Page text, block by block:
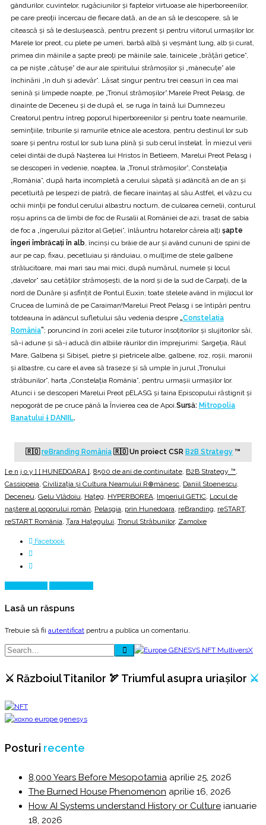
gândurilor, cuvintelor, rugăciunilor şi faptelor virtuoase ale hiperboreenilor,
pe care preoţii încercau de fiecare dată, an de an să le descopere, să le
citească şi să le desluşească, pentru prezent şi pentru viitorul urmaşilor lor.
Marele lor preot, cu plete pe umeri, barbă albă şi veşmânt lung, alb şi curat,
primea din mâinile a şapte preoţi pe mâinile sale, tainicele „brăţări getice”,
ca pe nişte „cătuşe” de aur ale spiritului strămoşilor şi „mânecuţe” ale
închinării „în duh şi adevăr”. Lăsat singur pentru trei ceasuri în cea mai
senină şi limpede noapte, pe „Tronul strămoşilor”.Marele Preot Pelasg, de
dinainte de Deceneu şi de după el, se ruga în taină lui Dumnezeu
Creatorul pentru întreg poporul hiperboreenilor şi pentru toate neamurile,
seminţiile, triburile şi ramurile etnice ale acestora, pentru destinul lor sub
soare şi pentru rostul lor sub luna plină şi sub cerul înstelat. În miezul verii
celei dintâi de după Naşterea lui Hristos în Betleem, Marelui Preot Pelasg i
se descoperi în vedenie, noaptea, la „Tronul strămoşilor”, Constelaţia
„România”, după harta incompletă a cerului săpată şi adâncită an de an şi
pecetluită pe lespezi de piatră, de fiecare înaintaş al său.Astfel, el văzu cu
ochii minţii pe fondul cerului albastru nocturn, de culoarea cernelii, conturul
roşu aprins ca de limbi de foc de Rusalii al României de azi, trasat de sabia
de foc a „îngerului păzitor al Geţiei”, înlăuntru hotarelor căreia alţi şapte
îngeri îmbrăcaţi în alb , încinşi cu brâie de aur şi având cununi de spini de
aur pe cap, fixau, pecetluiau şi rânduiau, o mulţime de stele galbene
strălucitoare, mai mari sau mai mici, după numărul, numele şi locul
„davelor” sau cetăţilor strămoşeşti, de la nord şi de la sud de Carpaţi, de la
nord de Dunăre şi asfinţit de Pontul Euxin; toate stelele având în mijlocul lor
Crucea de lumină de pe Caraiman!Marelui Preot Pelasg i se întipări pentru
totdeauna în adâncul sufletului său vedenia despre „Constelaţia
România”; poruncind în zorii acelei zile tuturor însoţitorilor şi slujitorilor săi,
să-i adune şi să-i aducă din albiile râurilor din împrejurimi: Sargeţia, Râul
Mare, Galbena şi Sibişel, pietre şi pietricele albe, galbene, roz, roşii, maronii
şi albastre, cu care el avea să traseze şi să umple în jurul „Tronului
străbunilor”, harta „Constelaţia România”, pentru urmaşii urmaşilor lor.
Atunci i se descoperi Marelui Preot pELASG şi taina Episcopului răstignit şi
nepogorât de pe cruce până la Învierea cea de Apoi. Sursă: Mitropolia
Banatului † DANIIL.
🇷🇴reBranding România 🇷🇴Un proiect CSR B2B Strategy ™
[ e n j o y ] [ HUNEDOARA ] 8500 de ani de continuitate B2B Strategy ™
Cassiopeia Civilizația și Cultura Neamului R⊕mânesc Daniil Stoenescu
Deceneu Gelu Vlădoiu Hațeg HYPERBOREA Imperiul GETIC Locul de
naştere al poporului român Pelasgia prin Hunedoara reBranding reSTART,
reSTART România Țara Hațegului Tronul Străbunilor, Zamolxe
Facebook
Lasă un răspuns
Trebuie să fii autentificat pentru a publica un comentariu.
⚔️ Războiul Titanilor 🏹 Triumful asupra uriașilor ⚔️
Posturi recente
8,000 Years Before Mesopotamia aprilie 25, 2026
The Burned House Phenomenon aprilie 16, 2026
How AI Systems understand History or Culture ianuarie
18, 2026